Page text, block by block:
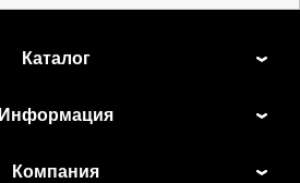
Каталог
Информация
Компания